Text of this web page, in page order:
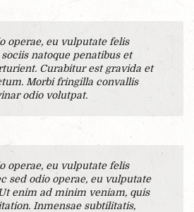
operae, eu vulputate felis
natoque penatibus et
Curabitur est gravida et
Morbi fringilla convallis
odio volutpat.
operae, eu vulputate felis
sed odio operae, eu vulputate
enim ad minim veniam, quis
Inmensae subtilitatis,